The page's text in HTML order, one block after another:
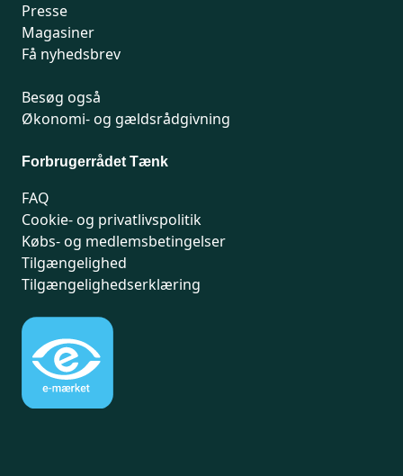
Presse
Magasiner
Få nyhedsbrev
Besøg også
Økonomi- og gældsrådgivning
Forbrugerrådet Tænk
FAQ
Cookie- og privatlivspolitik
Købs- og medlemsbetingelser
Tilgængelighed
Tilgængelighedserklæring